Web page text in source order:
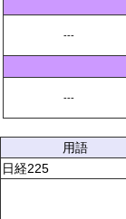
---
---
用語
日経225